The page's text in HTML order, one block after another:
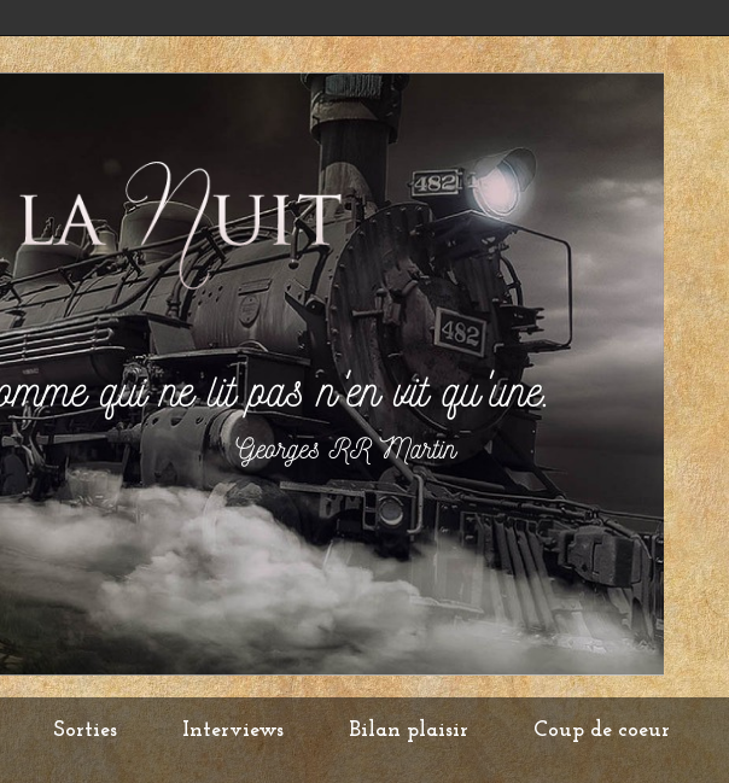
Sorties Interviews Bilan plaisir Coup de coeur